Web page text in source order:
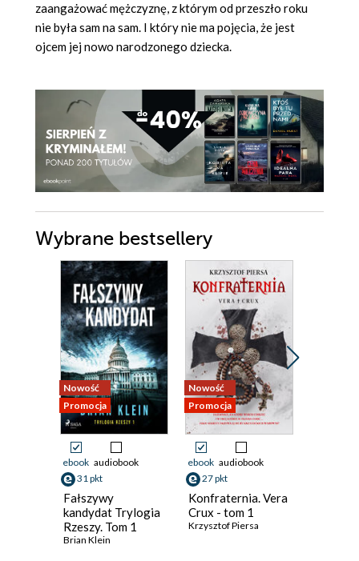
zaangażować mężczyznę, z którym od przeszło roku
nie była sam na sam. I który nie ma pojęcia, że jest
ojcem jej nowo narodzonego dziecka.
Wybrane bestsellery
Nowość
Promocja
ebook audiobook
31 pkt
Fałszywy
kandydat Trylogia
Rzeszy. Tom 1
Brian Klein
Nowość
Promocja
ebook audiobook
27 pkt
Konfraternia. Vera
Crux - tom 1
Krzysztof Piersa